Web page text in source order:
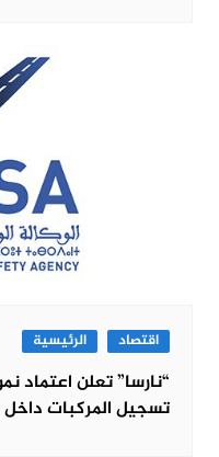
اقتصاد الرئيسية
“نارسا” تعلن اعتماد
تسجيل المركبات